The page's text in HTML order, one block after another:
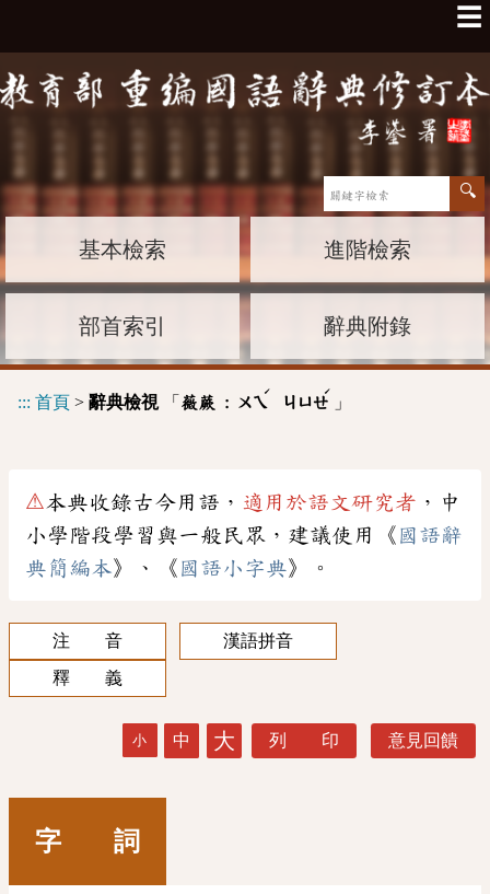
☰
基本檢索 進階檢索
部首索引 辭典附錄
::: 首頁 > 辭典檢視「 薇蕨 : ㄨㄟ
ˊ
ㄐㄩㄝ
ˊ
」
⚠本典收錄古今用語， 適用於語文研究者 ，中
小學階段學習與一般民眾，建議使用《 國語辭
典簡編本》、《 國語小字典》。
注 音
漢語拼音
釋 義
小 中 大 列 印 意見回饋
字 詞